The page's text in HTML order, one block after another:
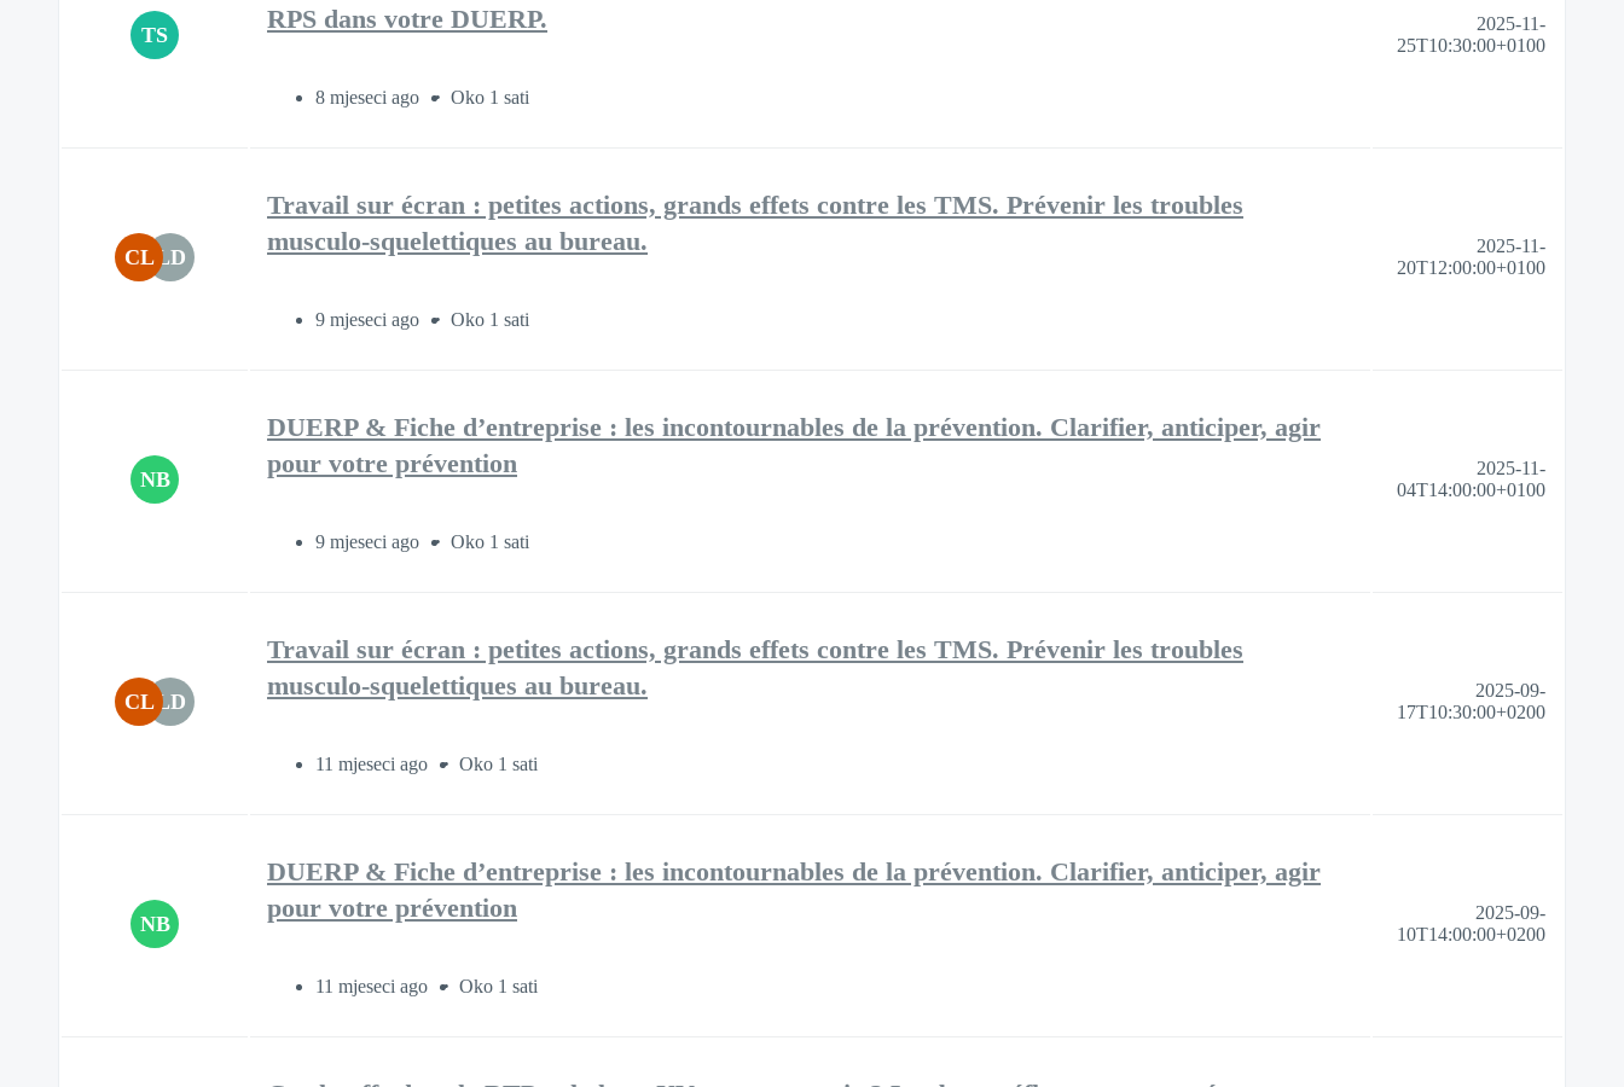
TS
RPS dans votre DUERP.​
8 mjeseci ago Oko 1 sati
2025-11-
25T10:30:00+0100
CL LD
Travail sur écran : petites actions, grands effets contre les TMS​. Prévenir les troubles
musculo-squelettiques au bureau.​
9 mjeseci ago Oko 1 sati
2025-11-
20T12:00:00+0100
NB
DUERP & Fiche d’entreprise : les incontournables de la prévention. Clarifier, anticiper, agir
pour votre prévention​
9 mjeseci ago Oko 1 sati
2025-11-
04T14:00:00+0100
CL LD
Travail sur écran : petites actions, grands effets contre les TMS​. Prévenir les troubles
musculo-squelettiques au bureau.​
11 mjeseci ago Oko 1 sati
2025-09-
17T10:30:00+0200
NB
DUERP & Fiche d’entreprise : les incontournables de la prévention. Clarifier, anticiper, agir
pour votre prévention​
11 mjeseci ago Oko 1 sati
2025-09-
10T14:00:00+0200